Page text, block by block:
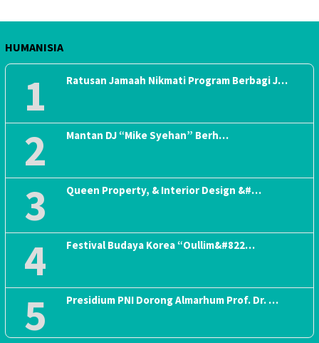
HUMANISIA
1 Ratusan Jamaah Nikmati Program Berbagi J…
2 Mantan DJ “Mike Syehan” Berh…
3 Queen Property, & Interior Design &#…
4 Festival Budaya Korea “Oullim&#822…
5 Presidium PNI Dorong Almarhum Prof. Dr. …